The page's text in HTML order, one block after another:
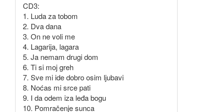
CD3:
1. Luda za tobom
2. Dva dana
3. On ne voli me
4. Lagarija, lagara
5. Ja nemam drugi dom
6. Ti si moj greh
7. Sve mi ide dobro osim ljubavi
8. Noćas mi srce pati
9. I da odem iza leđa bogu
10. Pomračenje sunca